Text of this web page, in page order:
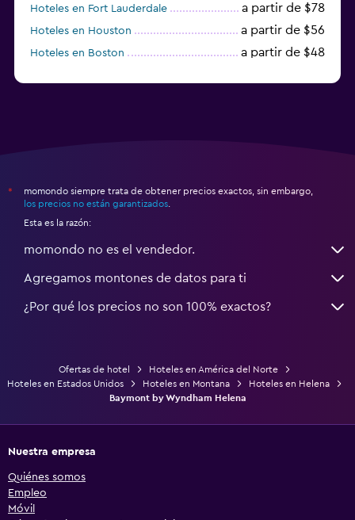
Hoteles en Fort Lauderdale a partir de $78
Hoteles en Houston a partir de $56
Hoteles en Boston a partir de $48
*
momondo siempre trata de obtener precios exactos, sin embargo,
los precios no están garantizados
Esta es la razón:
momondo no es el vendedor.
Agregamos montones de datos para ti
¿Por qué los precios no son 100% exactos?
Ofertas de hotel
Hoteles en América del Norte
Hoteles en Estados Unidos
Hoteles en Montana
Hoteles en Helena
Baymont by Wyndham Helena
Nuestra empresa
Quiénes somos
Empleo
Móvil